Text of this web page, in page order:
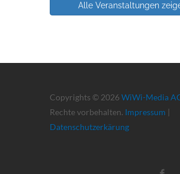
Alle Veranstaltungen
Copyrights © 2026 WiWi-Media
Rechte vorbehalten. Impressum |
Datenschutzerkärung